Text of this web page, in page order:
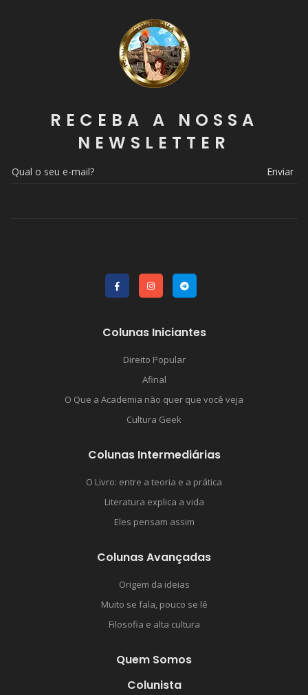
RECEBA A NOSSA
NEWSLETTER
Enviar
Colunas Iniciantes
Direito Popular
Afinal
O Que a Academia não quer que você veja
Cultura Geek
Colunas Intermediárias
O Livro: entre a teoria e a prática
Literatura explica a vida
Eles pensam assim
Colunas Avançadas
Origem da ideias
Muito se fala, pouco se lê
Filosofia e alta cultura
Quem Somos
Colunista